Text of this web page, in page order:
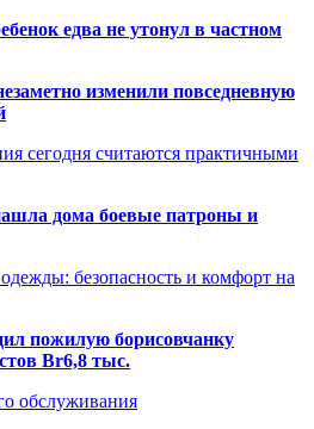
едва не утонул в частном
изменили повседневную
сегодня считаются практичными
дома боевые патроны и
безопасность и комфорт на
пожилую борисовчанку
Br6,8 тыс.
обслуживания